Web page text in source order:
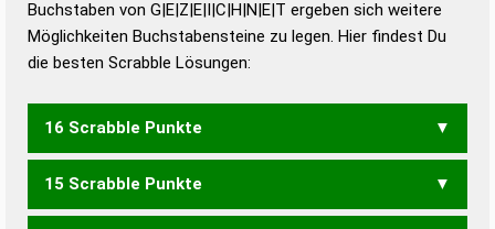
Duden – Die deutsche Grammatik
Duden – Deutsches
Universalwörterbuch
Buchstaben von G|E|Z|E|I|C|H|N|E|T ergeben sich weitere
Möglichkeiten Buchstabensteine zu legen. Hier findest Du
die besten Scrabble Lösungen:
16 Scrabble Punkte
GEZECHTEN
15 Scrabble Punkte